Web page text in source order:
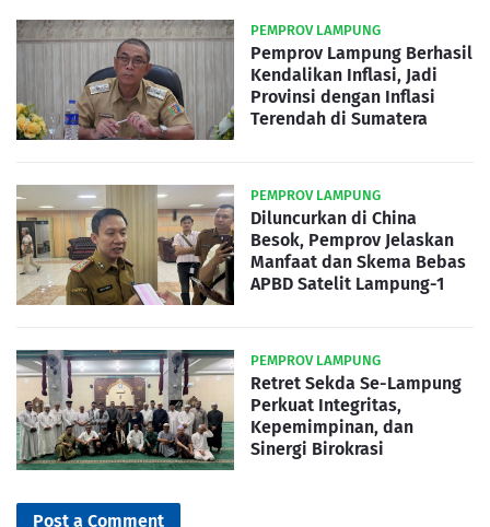
PEMPROV LAMPUNG
Pemprov Lampung Berhasil
Kendalikan Inflasi, Jadi
Provinsi dengan Inflasi
Terendah di Sumatera
PEMPROV LAMPUNG
Diluncurkan di China
Besok, Pemprov Jelaskan
Manfaat dan Skema Bebas
APBD Satelit Lampung-1
PEMPROV LAMPUNG
Retret Sekda Se-Lampung
Perkuat Integritas,
Kepemimpinan, dan
Sinergi Birokrasi
Post a Comment